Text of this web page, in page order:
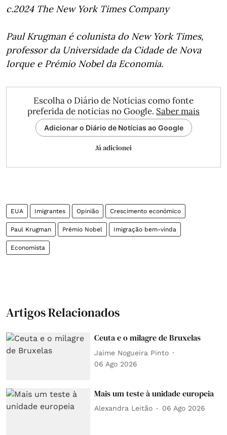
c.2024 The New York Times Company
Paul Krugman é colunista do New York Times,
professor da Universidade da Cidade de Nova
Iorque e Prémio Nobel da Economia.
Escolha o Diário de Notícias como fonte
preferida de notícias no Google. Saber mais
Adicionar o Diário de Notícias ao Google
Já adicionei
EUA Imigrantes Opinião Crescimento económico
Paul Krugman Prémio Nobel Imigração bem-vinda
Economista
Artigos Relacionados
Ceuta e o milagre de Bruxelas
Jaime Nogueira Pinto
06 Ago 2026
Mais um teste à unidade europeia
Alexandra Leitão 06 Ago 2026